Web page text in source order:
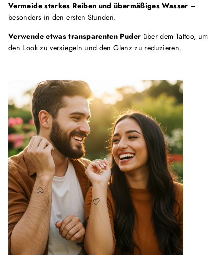
Vermeide starkes Reiben und übermäßiges Wasser –
besonders in den ersten Stunden.
Verwende etwas transparenten Puder über dem Tattoo, um
den Look zu versiegeln und den Glanz zu reduzieren.